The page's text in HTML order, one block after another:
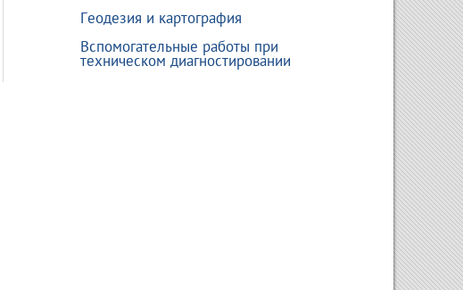
Геодезия и картография
Вспомогательные работы при
техническом диагностировании